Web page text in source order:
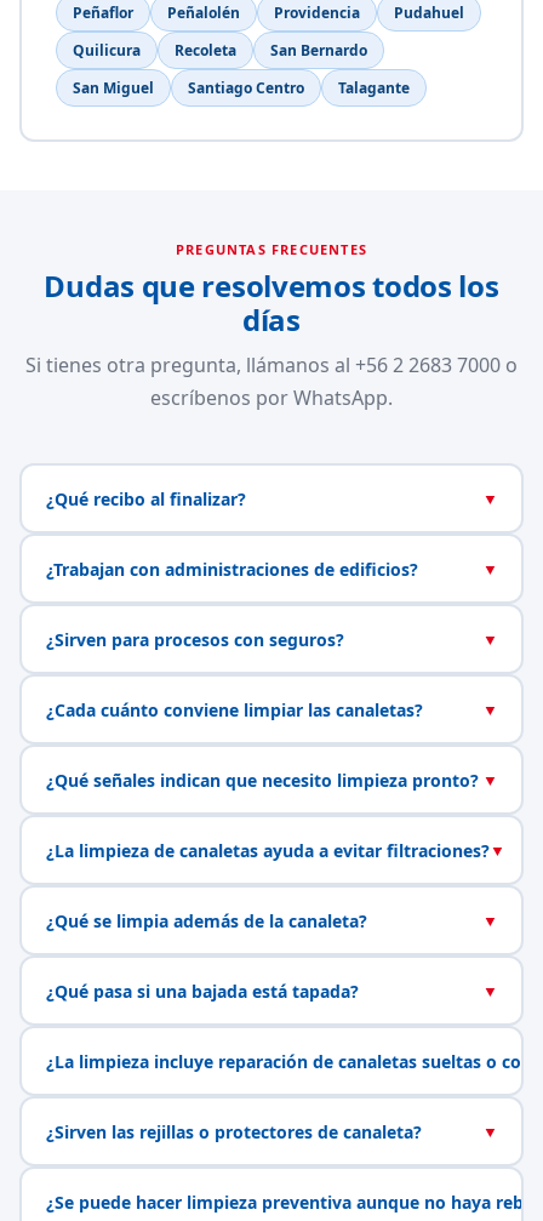
Peñaflor
Peñalolén Providencia
Pudahuel
Quilicura
Recoleta
San Bernardo
San Miguel
Santiago Centro Talagante
PREGUNTAS FRECUENTES
Dudas que resolvemos todos los
días
Si tienes otra pregunta, llámanos al +56 2 2683 7000 o
escríbenos por WhatsApp.
¿Qué recibo al finalizar? ▼
¿Trabajan con administraciones de edificios? ▼
¿Sirven para procesos con seguros? ▼
¿Cada cuánto conviene limpiar las canaletas? ▼
¿Qué señales indican que necesito limpieza pronto? ▼
¿La limpieza de canaletas ayuda a evitar filtraciones?▼
¿Qué se limpia además de la canaleta? ▼
¿Qué pasa si una bajada está tapada? ▼
¿La limpieza incluye reparación de canaletas sueltas o con
¿Sirven las rejillas o protectores de canaleta? ▼
¿Se puede hacer limpieza preventiva aunque no haya